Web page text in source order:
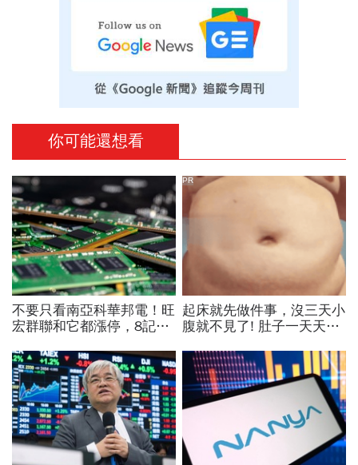
你可能還想看
不要只看南亞科華邦電！旺
宏群聯和它都漲停，8記憶
說時間就在今天，牛肉大塊
嗎
起床就先做件事，沒三天小
腹就不見了! 肚子一天天變
PR